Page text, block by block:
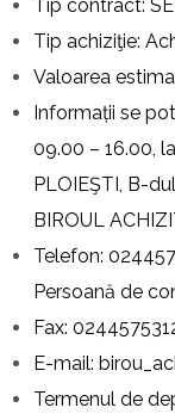
Tip contract:
Tip achiziţie:
Valoarea
Informații se
09.00 – 16.00,
PLOIEŞTI, B-
BIROUL
Telefon:
Persoană de
Fax:
E-mail:
Termenul de